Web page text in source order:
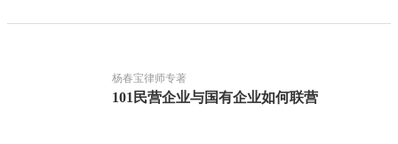
杨春宝律师专著
101民营企业与国有企业如何联营